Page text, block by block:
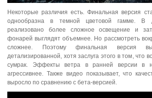
Некоторые различия есть. Финальная версия
однообразна в темной цветовой гамме. В
реализовано более сложное освещение и
фонарей выглядят объемнее. Но рассмотреть
сложнее. Поэтому финальная версия
детализированной, хотя заслуга этого в том, что
сумрак. Эффекты ветра в ранней версии в
агрессивнее. Также видео показывает, что
выросло по сравнению с бета-версией.